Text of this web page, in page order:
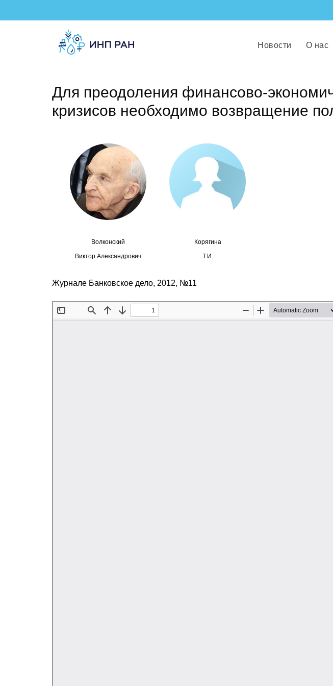
Новости О нас
Для преодоления финансово-
кризисов необходимо возвращение
Волконский
Виктор Александрович
Корягина
Т.И.
Журнале Банковское дело, 2012, №11